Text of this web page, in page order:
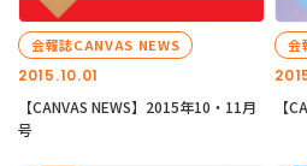
2015.10.01
会報誌CANVAS NEWS
【CANVAS NEWS】2015年10・11月
号
会
【